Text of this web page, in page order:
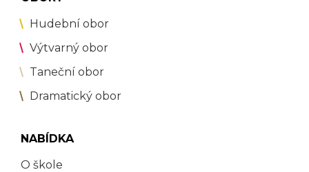
Hudební obor
Výtvarný obor
Taneční obor
Dramatický obor
NABÍDKA
O škole